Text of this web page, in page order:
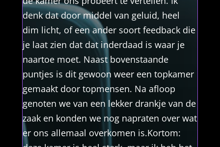
denk dat door middel van geluid, heel
dim licht, of een ander soort feedback die
je laat zien dat dat inderdaad is waar je
naartoe moet. Naast bovenstaande
puntjes is dit gewoon weer een topkamer
gemaakt door topmensen. Na afloop
genoten we van een lekker drankje van de
zaak en konden we nog napraten over wat
er ons allemaal overkomen is.Kortom: